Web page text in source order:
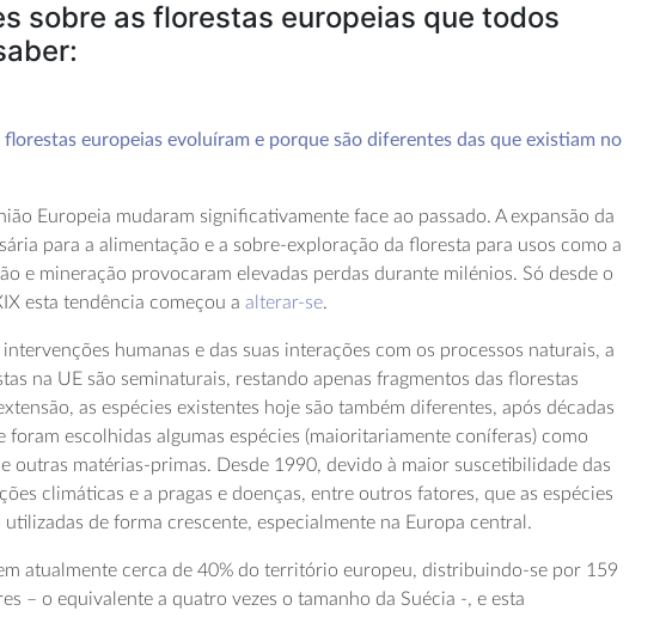
sobre as florestas europeias que todos
florestas europeias evoluíram e porque são diferentes das que existiam no
Europeia mudaram significativamente face ao passado. A expansão da
para a alimentação e a sobre-exploração da floresta para usos como a
e mineração provocaram elevadas perdas durante milénios. Só desde o
esta tendência começou aalterar-se.
humanas e das suas interações com os processos naturais, a
na UE são seminaturais, restando apenas fragmentos das florestas
as espécies existentes hoje são também diferentes, após décadas
foram escolhidas algumas espécies (maioritariamente coníferas) como
outras matérias-primas. Desde 1990, devido à maior suscetibilidade das
climáticas e a pragas e doenças, entre outros fatores, que as espécies
de forma crescente, especialmente na Europa central.
atualmente cerca de 40% do território europeu, distribuindo-se por 159
– o equivalente a quatro vezes o tamanho da Suécia -, e esta